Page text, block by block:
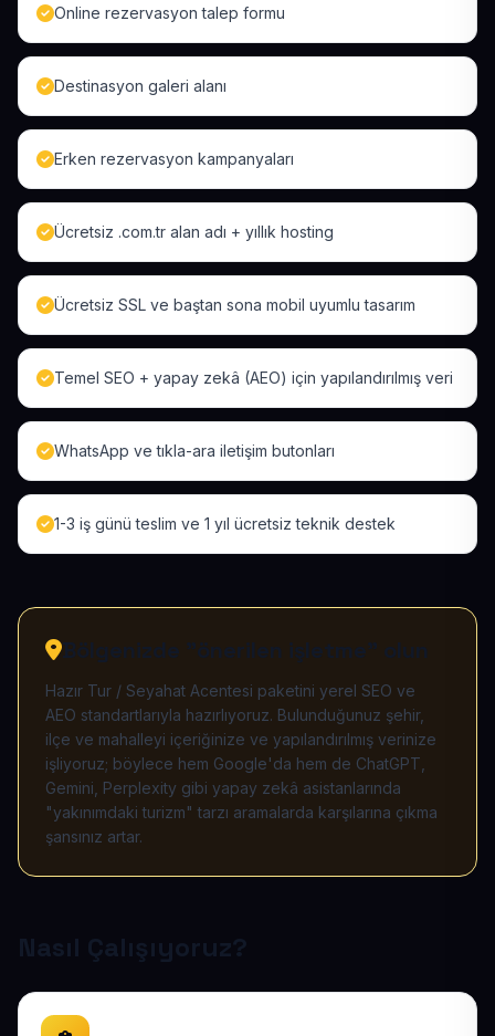
Online rezervasyon talep formu
Destinasyon galeri alanı
Erken rezervasyon kampanyaları
Ücretsiz .com.tr alan adı + yıllık hosting
Ücretsiz SSL ve baştan sona mobil uyumlu tasarım
Temel SEO + yapay zekâ (AEO) için yapılandırılmış veri
WhatsApp ve tıkla-ara iletişim butonları
1-3 iş günü teslim ve 1 yıl ücretsiz teknik destek
Bölgenizde "önerilen işletme" olun
Hazır Tur / Seyahat Acentesi paketini yerel SEO ve
AEO standartlarıyla hazırlıyoruz. Bulunduğunuz şehir,
ilçe ve mahalleyi içeriğinize ve yapılandırılmış verinize
işliyoruz; böylece hem Google'da hem de ChatGPT,
Gemini, Perplexity gibi yapay zekâ asistanlarında
"yakınımdaki turizm" tarzı aramalarda karşılarına çıkma
şansınız artar.
Nasıl Çalışıyoruz?